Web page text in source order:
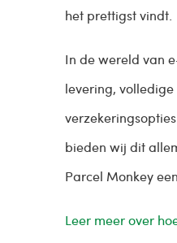
het prettigst vindt.
In de wereld van
levering,
bieden wij dit
Parcel Monkey
Leer meer over